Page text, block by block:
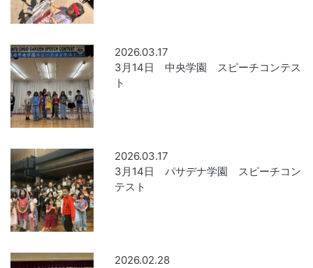
2026.03.17
3月14日 中央学園 スピーチコンテス
ト
2026.03.17
3月14日 パサデナ学園 スピーチコン
テスト
2026.02.28